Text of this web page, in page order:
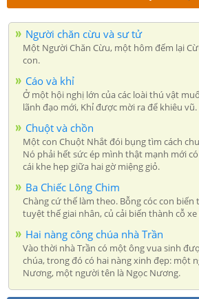
Người chăn cừu và sư tử
Một Người Chăn Cừu, một hôm đếm lại
con.
Cáo và khỉ
Ở một hội nghị lớn của các loài thú vật
lãnh đạo mới, Khỉ được mời ra để khiêu vũ.
Chuột và chồn
Một con Chuột Nhắt đói bụng tìm cách
Nó phải hết sức ép mình thật mạnh mới
cái khe hẹp giữa hai gờ miệng giỏ.
Ba Chiếc Lông Chim
Chàng cứ thế làm theo. Bỗng cóc con
tuyệt thế giai nhân, củ cải biến thành cỗ
Hai nàng công chúa nhà Trần
Vào thời nhà Trần có một ông vua sinh
chúa, trong đó có hai nàng xinh đẹp: một
Nương, một người tên là Ngọc Nương.